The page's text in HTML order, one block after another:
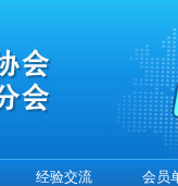
经验交流 会员